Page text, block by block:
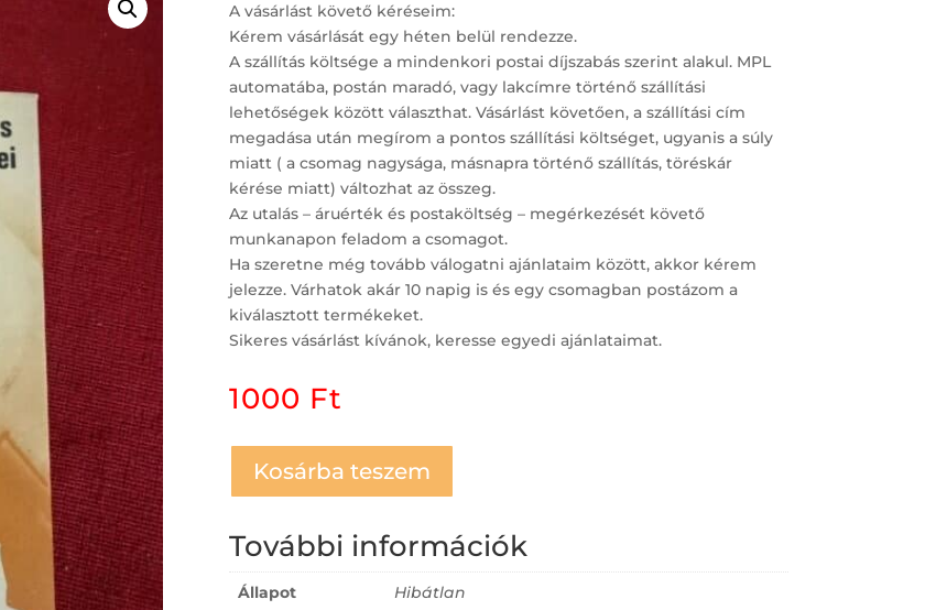
A vásárlást követő kéréseim:
Kérem vásárlását egy héten belül rendezze.
A szállítás költsége a mindenkori postai díjszabás szerint alakul. MPL
automatába, postán maradó, vagy lakcímre történő szállítási
lehetőségek között választhat. Vásárlást követően, a szállítási cím
megadása után megírom a pontos szállítási költséget, ugyanis a súly
miatt ( a csomag nagysága, másnapra történő szállítás, töréskár
kérése miatt) változhat az összeg.
Az utalás – áruérték és postaköltség – megérkezését követő
munkanapon feladom a csomagot.
Ha szeretne még tovább válogatni ajánlataim között, akkor kérem
jelezze. Várhatok akár 10 napig is és egy csomagban postázom a
kiválasztott termékeket.
Sikeres vásárlást kívánok, keresse egyedi ajánlataimat.
1000 Ft
Kosárba teszem
További információk
Állapot Hibátlan